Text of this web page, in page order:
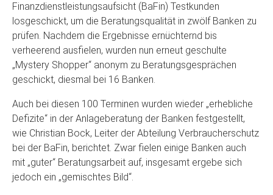
Finanzdienstleistungsaufsicht (BaFin) Testkunden
losgeschickt, um die Beratungsqualität in zwölf Banken zu
prüfen. Nachdem die Ergebnisse ernüchternd bis
verheerend ausfielen, wurden nun erneut geschulte
„Mystery Shopper“ anonym zu Beratungsgesprächen
geschickt, diesmal bei 16 Banken.
Auch bei diesen 100 Terminen wurden wieder „erhebliche
Defizite“ in der Anlageberatung der Banken festgestellt,
wie Christian Bock, Leiter der Abteilung Verbraucherschutz
bei der BaFin, berichtet. Zwar fielen einige Banken auch
mit „guter“ Beratungsarbeit auf, insgesamt ergebe sich
jedoch ein „gemischtes Bild“.